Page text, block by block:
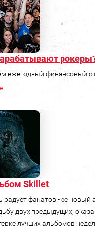
ежегодный финансовый
Skillet
радует фанатов - ее новый
двух предыдущих,
лучших альбомов